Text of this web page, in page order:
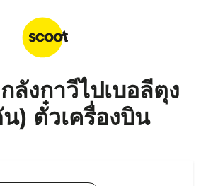
ลังกาวีไปเบอลีตุง
) ตั๋วเครื่องบิน